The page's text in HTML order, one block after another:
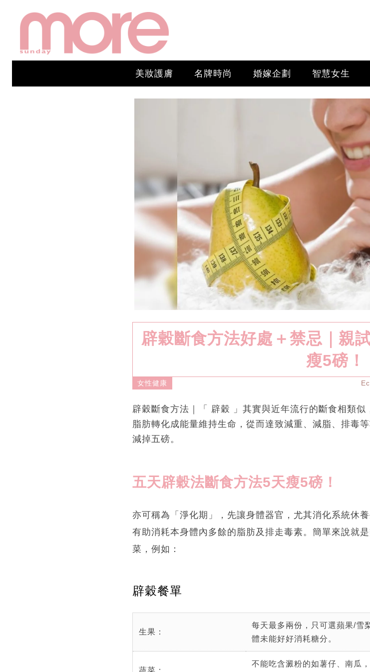
美妝護膚 名牌時尚 婚嫁企劃 智慧女生
辟穀斷食方法好處＋禁忌｜親
瘦5磅！
女性健康
辟穀斷食方法｜「 辟穀 」其實與近年流行的斷食相類
脂肪轉化成能量維持生命，從而達致減重、減脂、排毒
減掉五磅。
五天辟穀法斷食方法5天瘦5磅！
亦可稱為「淨化期」，先讓身體器官，尤其消化系統休
有助消耗本身體內多餘的脂肪及排走毒素。簡單來說就
菜，例如：
辟穀餐單
生果：
每天最多兩份，只可選蘋果/雪
體未能好好消耗糖分。
蔬菜：
不能吃含澱粉的如薯仔、南瓜